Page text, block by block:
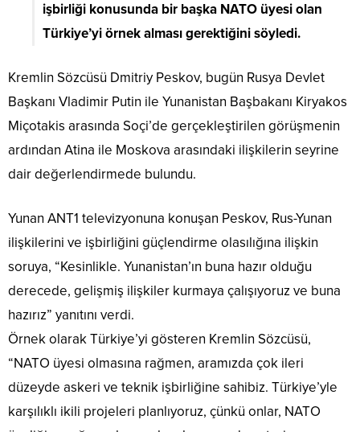
işbirliği konusunda bir başka NATO üyesi olan
Türkiye’yi örnek alması gerektiğini söyledi.
Kremlin Sözcüsü Dmitriy Peskov, bugün Rusya Devlet
Başkanı Vladimir Putin ile Yunanistan Başbakanı Kiryakos
Miçotakis arasında Soçi’de gerçekleştirilen görüşmenin
ardından Atina ile Moskova arasındaki ilişkilerin seyrine
dair değerlendirmede bulundu.
Yunan ANT1 televizyonuna konuşan Peskov, Rus-Yunan
ilişkilerini ve işbirliğini güçlendirme olasılığına ilişkin
soruya, “Kesinlikle. Yunanistan’ın buna hazır olduğu
derecede, gelişmiş ilişkiler kurmaya çalışıyoruz ve buna
hazırız” yanıtını verdi.
Örnek olarak Türkiye’yi gösteren Kremlin Sözcüsü,
“NATO üyesi olmasına rağmen, aramızda çok ileri
düzeyde askeri ve teknik işbirliğine sahibiz. Türkiye’yle
karşılıklı ikili projeleri planlıyoruz, çünkü onlar, NATO